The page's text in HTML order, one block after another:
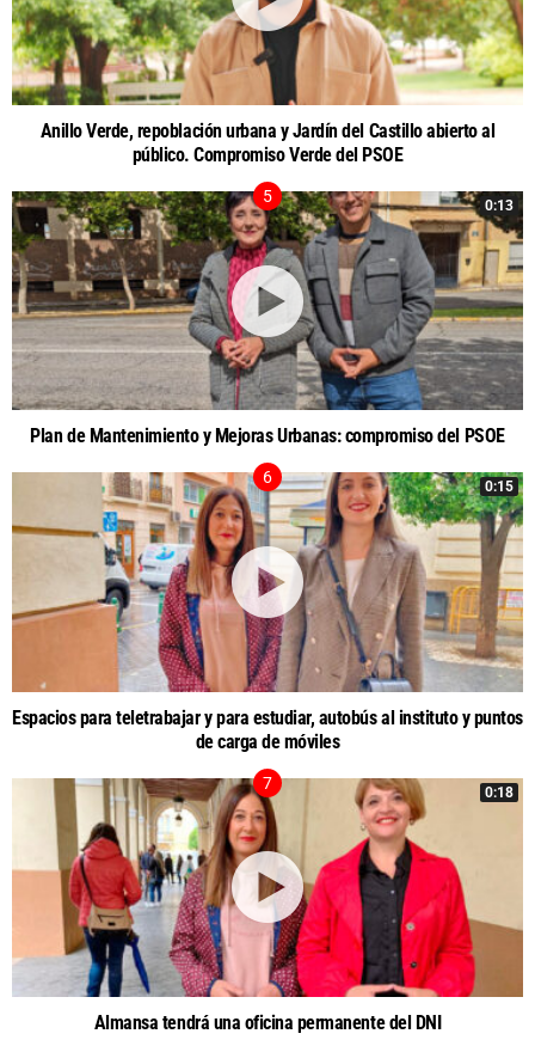
Anillo Verde, repoblación urbana y Jardín del Castillo abierto al
público. Compromiso Verde del PSOE
0:13
Plan de Mantenimiento y Mejoras Urbanas: compromiso del PSOE
0:15
Espacios para teletrabajar y para estudiar, autobús al instituto y puntos
de carga de móviles
0:18
Almansa tendrá una oficina permanente del DNI